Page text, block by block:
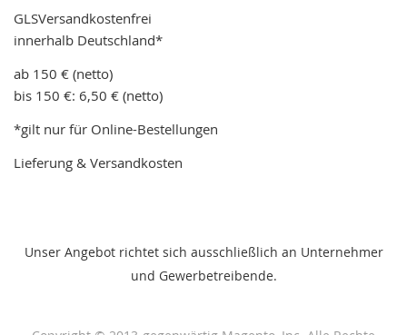
GLSVersandkostenfrei
innerhalb Deutschland*
ab 150 € (netto)
bis 150 €: 6,50 € (netto)
*gilt nur für Online-Bestellungen
Lieferung & Versandkosten
Unser Angebot richtet sich ausschließlich an Unternehmer
und Gewerbetreibende.